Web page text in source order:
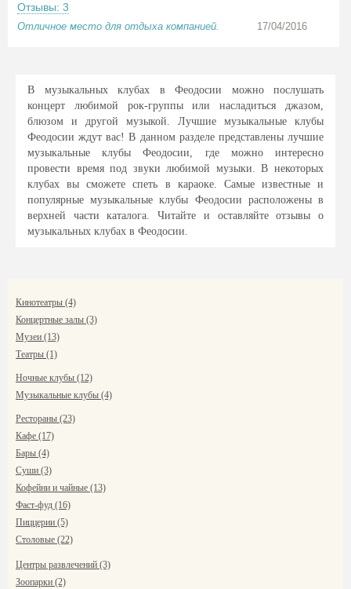
Отзывы: 3
Отличное место для отдыха компанией. 17/04/2016
В музыкальных клубах в Феодосии можно послушать
концерт любимой рок-группы или насладиться джазом,
блюзом и другой музыкой. Лучшие музыкальные клубы
Феодосии ждут вас! В данном разделе представлены лучшие
музыкальные клубы Феодосии, где можно интересно
провести время под звуки любимой музыки. В некоторых
клубах вы сможете спеть в караоке. Самые известные и
популярные музыкальные клубы Феодосии расположены в
верхней части каталога. Читайте и оставляйте отзывы о
музыкальных клубах в Феодосии.
Кинотеатры (4)
Концертные залы (3)
Музеи (13)
Театры (1)
Ночные клубы (12)
Музыкальные клубы (4)
Рестораны (23)
Кафе (17)
Бары (4)
Суши (3)
Кофейни и чайные (13)
Фаст-фуд (16)
Пиццерии (5)
Столовые (22)
Центры развлечений (3)
Зоопарки (2)